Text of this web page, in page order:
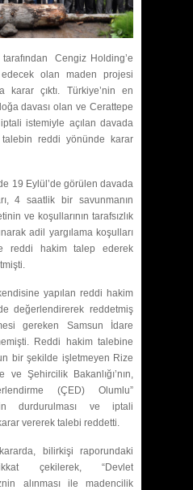
Cengiz Holding’e
olan maden projesi
karar çıktı. Türkiye’nin en
davası olan ve Cerattepe
istemiyle açılan davada
reddi yönünde karar
19 Eylül’de görülen davada
4 saatlik bir savunmanın
ve koşullarının tarafsızlık
adil yargılama koşulları
reddi hakim talep ederek
yapılan reddi hakim
değerlendirerek reddetmiş
gereken Samsun İdare
Reddi hakim talebine
bir şekilde işletmeyen Rize
Şehircilik Bakanlığı’nın,
(ÇED) Olumlu”
durdurulması ve iptali
vererek talebi reddetti.
bilirkişi raporundaki
çekilerek, “Devlet
alınması ile madencilik